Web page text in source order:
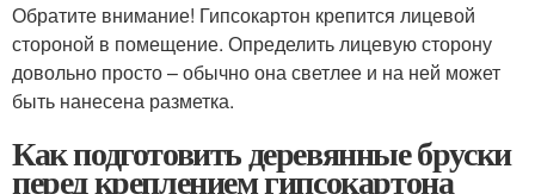
Обратите внимание! Гипсокартон крепится лицевой
стороной в помещение. Определить лицевую сторону
довольно просто – обычно она светлее и на ней может
быть нанесена разметка.
Как подготовить деревянные бруски
перед креплением гипсокартона